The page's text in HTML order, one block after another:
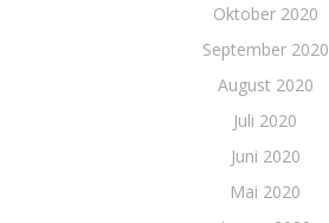
Oktober 2020
September 2020
August 2020
Juli 2020
Juni 2020
Mai 2020